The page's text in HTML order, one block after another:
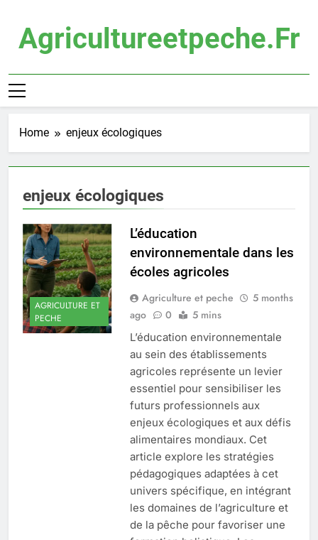
contentAgricultureetpeche.fr
Home enjeux écologiques
enjeux écologiques
AGRICULTURE ET
PECHE
L’éducation
environnementale dans les
écoles agricoles
Agriculture et peche
5 months
ago
0 5 mins
L’éducation environnementale
au sein des établissements
agricoles représente un levier
essentiel pour sensibiliser les
futurs professionnels aux
enjeux écologiques et aux défis
alimentaires mondiaux. Cet
article explore les stratégies
pédagogiques adaptées à cet
univers spécifique, en intégrant
les domaines de l’agriculture et
de la pêche pour favoriser une